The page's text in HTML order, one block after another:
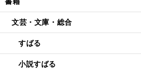
文芸・文庫・総合
すばる
小説すばる